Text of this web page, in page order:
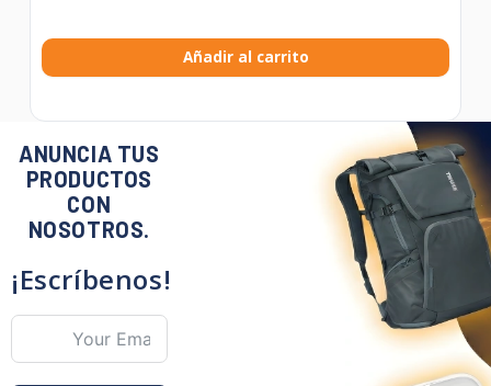
Añadir al carrito
ANUNCIA TUS
PRODUCTOS
CON
NOSOTROS.
¡Escríbenos!